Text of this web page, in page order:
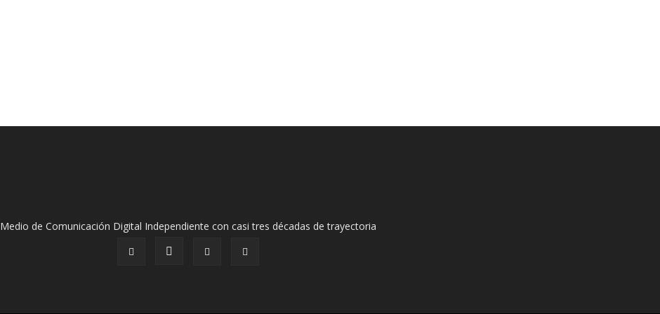
Medio de Comunicación Digital Independiente con casi tres décadas de trayectoria